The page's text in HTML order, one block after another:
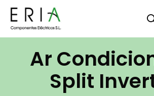
Skip
main
Ar
Split